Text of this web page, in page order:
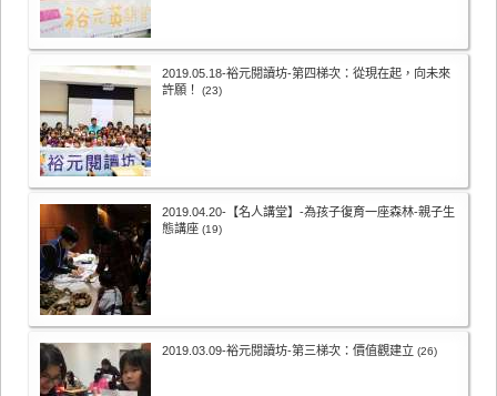
2019.05.18-裕元閱讀坊-第四梯次：從現在起，向未來
許願！
(23)
2019.04.20-【名人講堂】-為孩子復育一座森林-親子生
態講座 (19)
2019.03.09-裕元閱讀坊-第三梯次：價值觀建立 (26)